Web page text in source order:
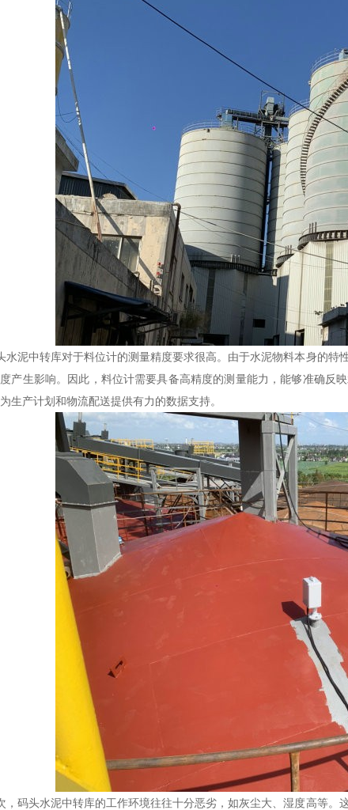
水泥中转库对于料位计的测量精度要求很高。由于水泥物料本身的特
产生影响。因此，料位计需要具备高精度的测量能力，能够准确反
生产计划和物流配送提供有力的数据支持。
，码头水泥中转库的工作环境往往十分恶劣，如灰尘大、湿度高等。